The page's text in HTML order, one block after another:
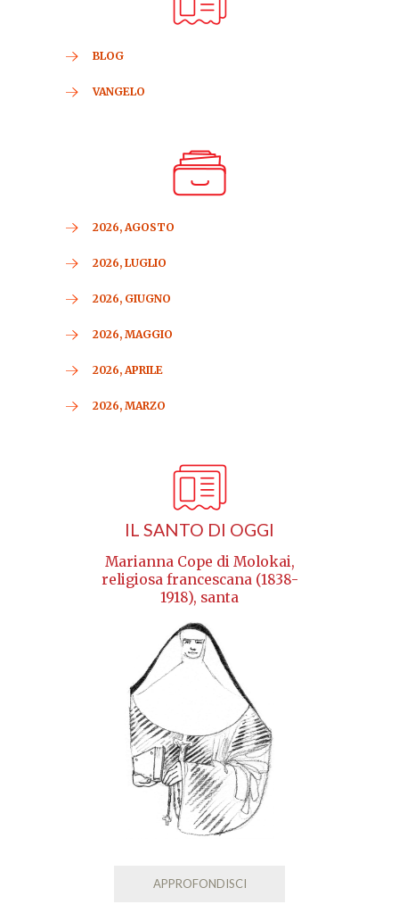
BLOG
VANGELO
2026, AGOSTO
2026, LUGLIO
2026, GIUGNO
2026, MAGGIO
2026, APRILE
2026, MARZO
IL SANTO DI OGGI
Marianna Cope di Molokai,
religiosa francescana (1838-
1918), santa
APPROFONDISCI